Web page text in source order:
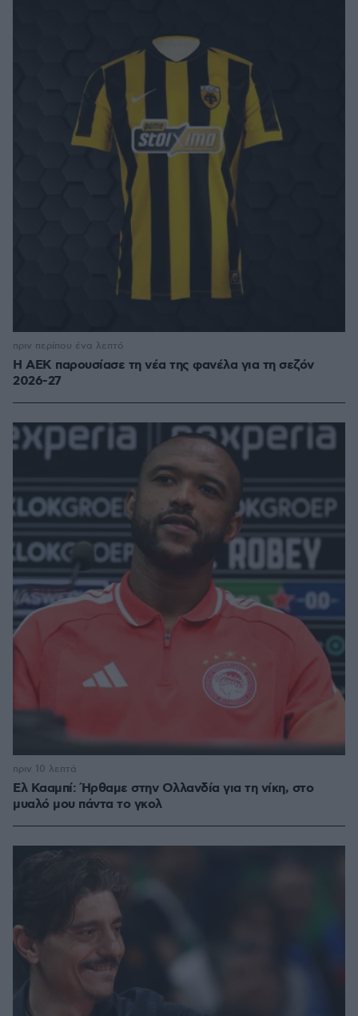
Η ΑΕΚ παρουσίασε τη νέα της φανέλα για τη σεζόν
2026-27
πριν περίπου ένα λεπτό
Ελ Κααμπί: Ήρθαμε στην Ολλανδία για τη νίκη, στο
μυαλό μου πάντα το γκολ
πριν 10 λεπτά